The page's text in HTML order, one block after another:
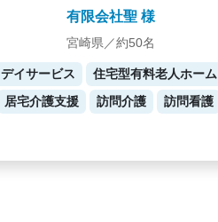
有限会社聖 様
宮崎県／約50名
デイサービス
住宅型有料老人ホーム
居宅介護支援
訪問介護 訪問看護